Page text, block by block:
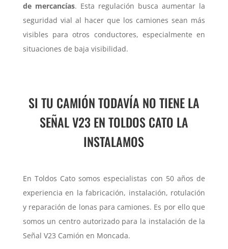
de mercancías. Esta regulación busca aumentar la
seguridad vial al hacer que los camiones sean más
visibles para otros conductores, especialmente en
situaciones de baja visibilidad.
SI TU CAMIÓN TODAVÍA NO TIENE LA
SEÑAL V23 EN TOLDOS CATO LA
INSTALAMOS
En Toldos Cato somos especialistas con 50 años de
experiencia en la fabricación, instalación, rotulación
y reparación de lonas para camiones. Es por ello que
somos un centro autorizado para la instalación de la
Señal V23 Camión en Moncada.